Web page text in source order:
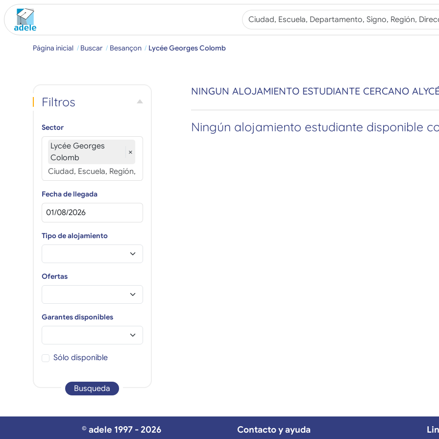
Página inicial Buscar Besançon Lycée Georges Colomb
NINGUN ALOJAMIENTO ESTUDIANTE CERCANO
Ningún alojamiento estudiante disponible
Filtros
Sector
Lycée Georges
Colomb
×
Fecha de llegada
Tipo de alojamiento
Ofertas
Garantes disponibles
Sólo disponible
Busqueda
© adele 1997 - 2026 Contacto y ayuda